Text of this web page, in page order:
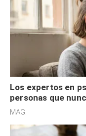
Los expertos en
personas que
redes sociales no
MAG.